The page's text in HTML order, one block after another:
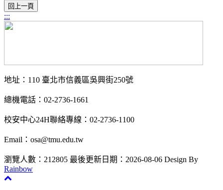
:::
地址：110 臺北市信義區吳興街250號
總機電話：02-2736-1661
校安中心24H聯絡專線：02-2736-1100
Email：osa@tmu.edu.tw
瀏覽人數：212805 最後更新日期：2026-08-06 Design By
Rainbow